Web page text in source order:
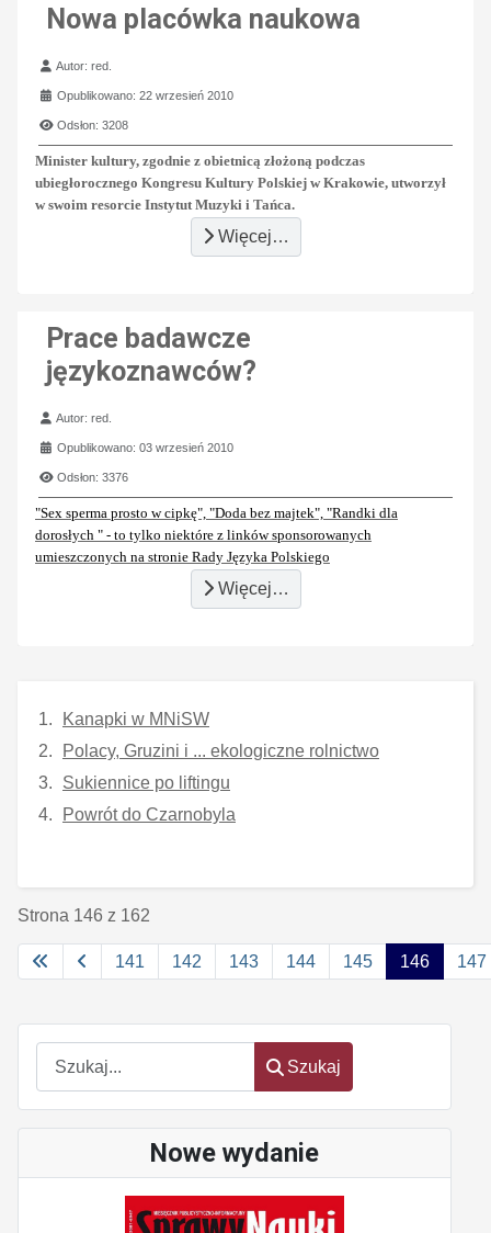
Szukaj
Szukaj
Nowe wydanie
Nowa placówka naukowa
Szczegóły
Autor:red.
Opublikowano: 22 wrzesień 2010
Odsłon: 3208
Minister kultury, zgodnie z obietnicą złożoną podczas
ubiegłorocznego Kongresu Kultury Polskiej w Krakowie, utworzył
w swoim resorcie Instytut Muzyki i Tańca.
Więcej…
Prace badawcze
językoznawców?
Szczegóły
Autor:red.
Opublikowano: 03 wrzesień 2010
Odsłon: 3376
"Sex sperma prosto w cipkę", "Doda bez majtek", "Randki dla
dorosłych " - to tylko niektóre z linków sponsorowanych
umieszczonych na stronie Rady Języka Polskiego
Więcej…
Kanapki w MNiSW
Polacy, Gruzini i ... ekologiczne rolnictwo
Sukiennice po liftingu
Powrót do Czarnobyla
Strona 146 z 162
141 142 143 144 145 146 147